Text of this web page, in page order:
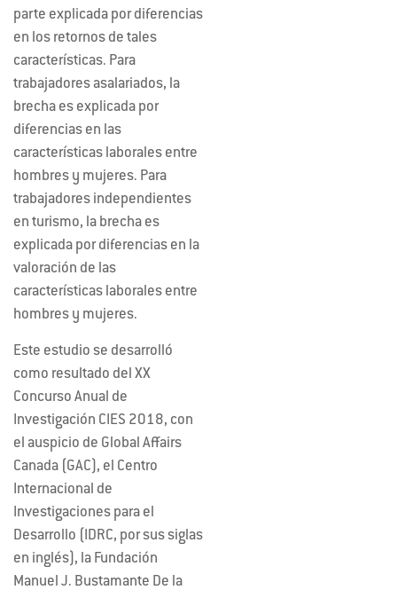
parte explicada por diferencias
en los retornos de tales
características. Para
trabajadores asalariados, la
brecha es explicada por
diferencias en las
características laborales entre
hombres y mujeres. Para
trabajadores independientes
en turismo, la brecha es
explicada por diferencias en la
valoración de las
características laborales entre
hombres y mujeres.
Este estudio se desarrolló
como resultado del XX
Concurso Anual de
Investigación CIES 2018, con
el auspicio de Global Affairs
Canada (GAC), el Centro
Internacional de
Investigaciones para el
Desarrollo (IDRC, por sus siglas
en inglés), la Fundación
Manuel J. Bustamante De la